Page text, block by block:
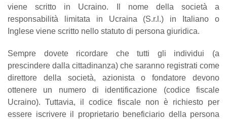
viene scritto in Ucraino. Il nome della società a
responsabilità limitata in Ucraina (S.r.l.) in Italiano o
Inglese viene scritto nello statuto di persona giuridica.
Sempre dovete ricordare che tutti gli individui (a
prescindere dalla cittadinanza) che saranno registrati come
direttore della società, azionista o fondatore devono
ottenere un numero di identificazione (codice fiscale
Ucraino). Tuttavia, il codice fiscale non è richiesto per
essere iscrivere il proprietario beneficiario della persona